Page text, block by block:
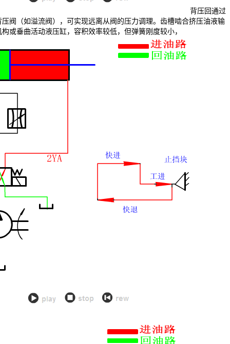
背压回通过
阀（如溢流阀），可实现远离从阀的压力调理。齿槽啮合挤压油液输
或垂曲活动液压缸，容积效率较低，但弹簧刚度较小，